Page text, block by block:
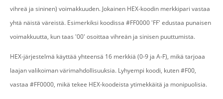
vihreä ja sininen) voimakkuuden. Jokainen HEX-koodin merkkipari vastaa
yhtä näistä väreistä. Esimerkiksi koodissa #FF0000 'FF' edustaa punaisen
voimakkuutta, kun taas '00' osoittaa vihreän ja sinisen puuttumista.
HEX-järjestelmä käyttää yhteensä 16 merkkiä (0-9 ja A-F), mikä tarjoaa
laajan valikoiman värimahdollisuuksia. Lyhyempi koodi, kuten #F00,
vastaa #FF0000, mikä tekee HEX-koodeista ytimekkäitä ja monipuolisia.